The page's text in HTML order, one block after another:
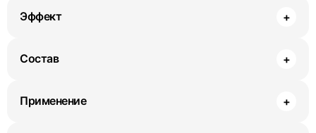
Эффект +
Состав +
Применение +